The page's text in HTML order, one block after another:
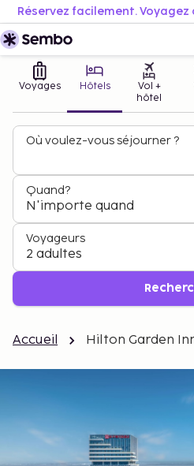
Voyages Hôtels
Vol +
hôtel
Où voulez-vous séjourner ?
Quand?
N'importe quand
Voyageurs
2 adultes
Accueil Hilton Garden